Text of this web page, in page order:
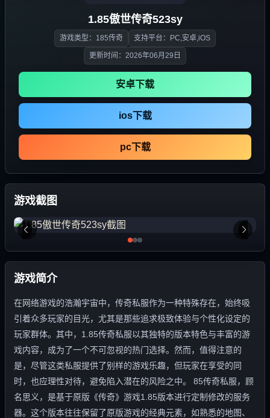
1.85傲世传奇523sy
游戏类型：185传奇 支持平台：PC,安卓,iOS
更新时间：2026年06月29日
安卓下载
ios下载
pc下载
游戏截图
游戏简介
在网络游戏的浩瀚宇宙中，传奇私服作为一种特殊存在，始终吸
引着众多玩家的目光，尤其是那些追求极致体验与个性化设定的
玩家群体。其中，1.85传奇私服以其独特的版本特色与丰富的游
戏内容，成为了一个不可忽视的热门选择。然而，值得注意的
是，尽管这类私服提供了别样的游戏乐趣，但玩家在享受的同
时，也应理性对待，避免陷入潜在的风险之中。 85传奇私服，顾
名思义，是基于原版《传奇》游戏1.85版本进行定制修改的服务
器。这个版本往往保留了原版游戏的经典元素，如熟悉的地图、